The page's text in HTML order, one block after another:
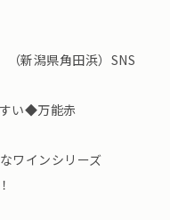
新潟県角田浜）SNS
い◆万能赤
ワインシリーズ